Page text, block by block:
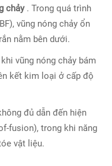
chảy . Trong quá trình
vũng nóng chảy ổn
nằm bên dưới.
vũng nóng chảy bám
kết kim loại ở cấp độ
đủ dẫn đến hiện
fusion), trong khi năng
vật liệu.